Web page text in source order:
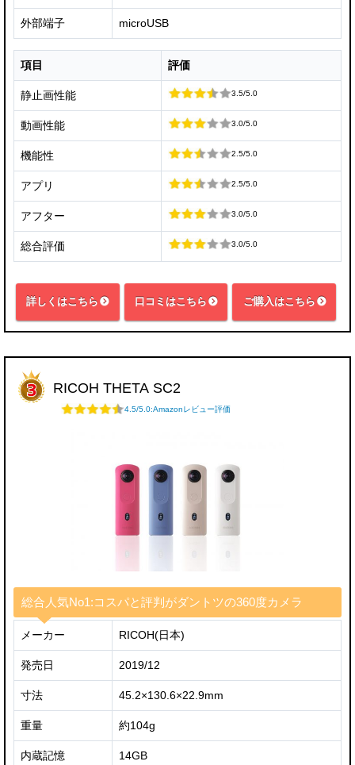
外部端子 microUSB
項目 評価
静止画性能 3.5/5.0
動画性能 3.0/5.0
機能性 2.5/5.0
アプリ 2.5/5.0
アフター 3.0/5.0
総合評価 3.0/5.0
詳しくはこちら 口コミはこちら ご購入はこちら
RICOH THETA SC2
4.5/5.0:Amazonレビュー評価
総合人気No1:コスパと評判がダントツの360度カメラ
メーカー RICOH(日本)
発売日 2019/12
寸法 45.2×130.6×22.9mm
重量 約104g
内蔵記憶 14GB